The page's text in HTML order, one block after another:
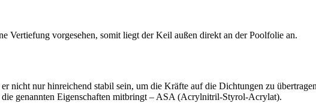
Vertiefung vorgesehen, somit liegt der Keil außen direkt an der Poolfolie an.
nicht nur hinreichend stabil sein, um die Kräfte auf die Dichtungen zu
genannten Eigenschaften mitbringt – ASA (Acrylnitril-Styrol-Acrylat).